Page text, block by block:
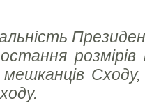
мешканців